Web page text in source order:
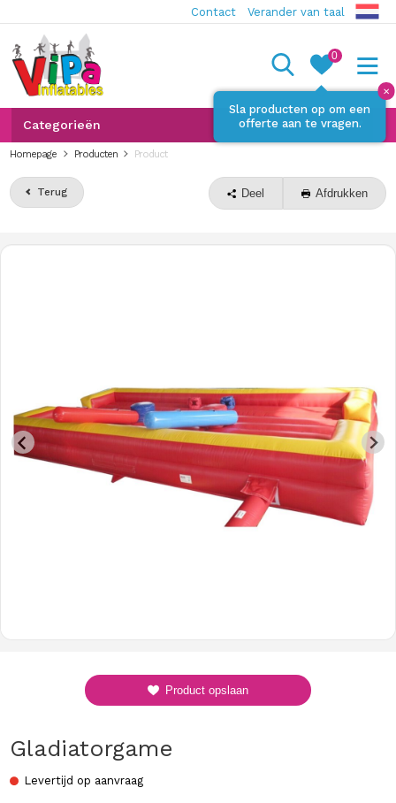
Contact Verander van taal
0
Sla producten op om een
offerte aan te vragen.
✕
Categorieën
Homepage Producten Product
Terug Deel Afdrukken
Gladiatorgame
Levertijd op aanvraag
Product opslaan